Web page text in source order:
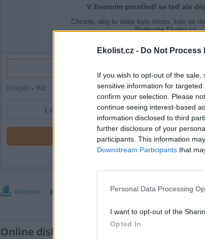
Ekolist.cz - Do Not Process
If you wish to opt-out of the
sensitive information for
confirm your selection. Please
continue seeing interest-based
information disclosed to third
further disclosure of your
participants. This information
Downstream Participants that
Personal Data Processing
I want to opt-out of the
Opted In
tisknout
Online diskuse